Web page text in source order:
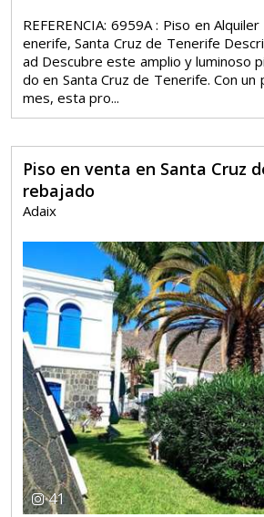
REFERENCIA: 6959A : Piso en
enerife, Santa Cruz de Tenerife
ad Descubre este amplio y luminoso
do en Santa Cruz de Tenerife. Con un
mes, esta pro...
Piso en venta en Santa Cruz
rebajado
Adaix
41